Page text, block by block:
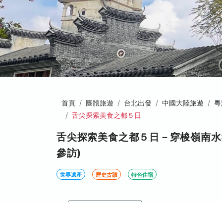
首頁 團體旅遊 台北出發 中國大陸旅遊
舌尖探索美食之都５日
舌尖探索美食之都５日－穿梭嶺南
參訪)
世界遺產 歷史古蹟 特色住宿